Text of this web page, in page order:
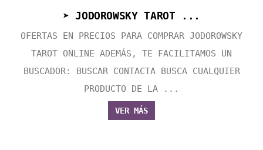
➤ JODOROWSKY TAROT ...
OFERTAS EN PRECIOS PARA COMPRAR JODOROWSKY
TAROT ONLINE ADEMÁS, TE FACILITAMOS UN
BUSCADOR: BUSCAR CONTACTA BUSCA CUALQUIER
PRODUCTO DE LA ...
VER MÁS